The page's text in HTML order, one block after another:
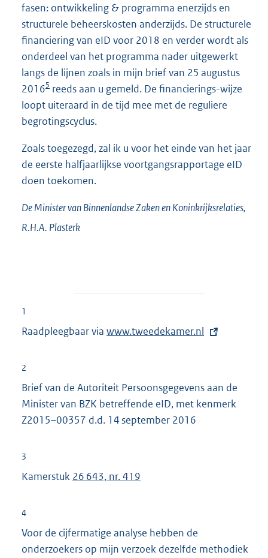
fasen: ontwikkeling & programma enerzijds en
structurele beheerskosten anderzijds. De structurele
financiering van eID voor 2018 en verder wordt als
onderdeel van het programma nader uitgewerkt
langs de lijnen zoals in mijn brief van 25 augustus
20165 reeds aan u gemeld. De financierings-wijze
loopt uiteraard in de tijd mee met de reguliere
begrotingscyclus.
Zoals toegezegd, zal ik u voor het einde van het jaar
de eerste halfjaarlijkse voortgangsrapportage eID
doen toekomen.
De Minister van Binnenlandse Zaken en Koninkrijksrelaties,
R.H.A. Plasterk
1
Raadpleegbaar via E
n
www.tweedekamer.nl
2
Brief van de Autoriteit Persoonsgegevens aan de
Minister van BZK betreffende eID, met kenmerk
Z2015–00357 d.d. 14 september 2016
3
Kamerstuk 26 643, nr. 419
4
Voor de cijfermatige analyse hebben de
onderzoekers op mijn verzoek dezelfde methodiek